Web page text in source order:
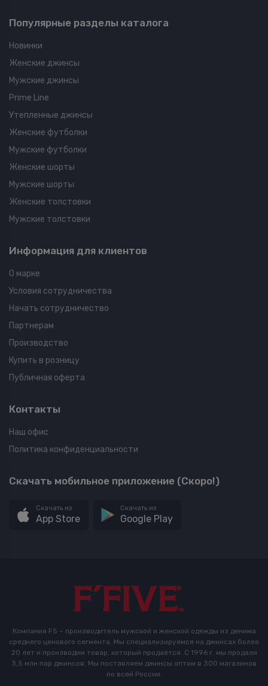
Популярные разделы каталога
Новинки
Женские джинсы
Мужские джинсы
Prime Line
Утепленные джинсы
Женские футболки
Мужские футболки
Женские шорты
Мужские шорты
Женские толстовки
Мужские толстовки
Информация для клиентов
О марке
Условия сотрудничества
Начать сотрудничество
Партнерам
Производство
Купить в розницу
Публичная оферта
Контакты
Наш офис
Политика конфиденциальности
Скачать мобильное приложение (Скоро!)
Скачать из
App Store
Скачать из
Google Play
Компания F5 – производитель мужской и женской одежды из денима
среднего ценового сегмента. Мы специализируемся на джинсах более
20 лет и производим товар, который продаётся. С 1996 г. мы продали
3,5 млн пар джинсов. Мы поставляем джинсы оптом в 300 магазинов
по всей России.